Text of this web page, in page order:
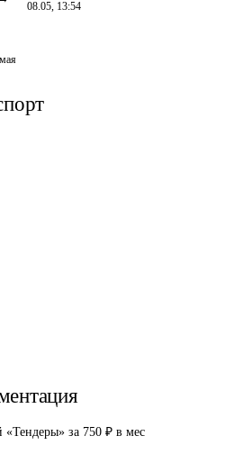
08.05, 13:54
«Тендеры» за 750 ₽ в мес